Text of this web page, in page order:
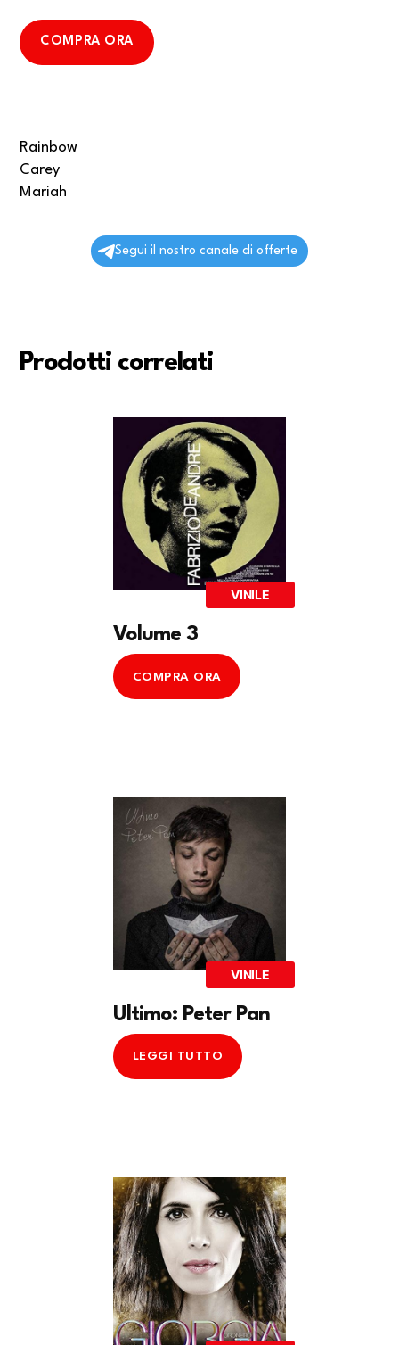
COMPRA ORA
Rainbow
Carey
Mariah
Segui il nostro canale di offerte
Prodotti correlati
VINILE
Volume 3
COMPRA ORA
VINILE
Ultimo: Peter Pan
LEGGI TUTTO